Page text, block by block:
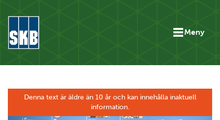
Meny
Denna text är äldre än 10 år och kan innehålla inaktuell
information.